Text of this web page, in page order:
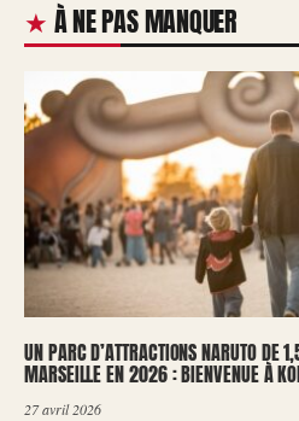
À NE PAS MANQUER
UN PARC D’ATTRACTIONS NARUTO DE
MARSEILLE EN 2026 : BIENVENUE À
27 avril 2026